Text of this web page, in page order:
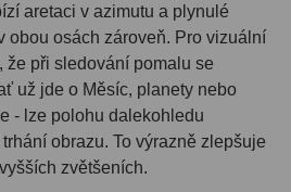
aretaci v azimutu a plynulé
obou osách zároveň. Pro vizuální
že při sledování pomalu se
už jde o Měsíc, planety nebo
- lze polohu dalekohledu
obrazu. To výrazně zlepšuje
zvětšeních.